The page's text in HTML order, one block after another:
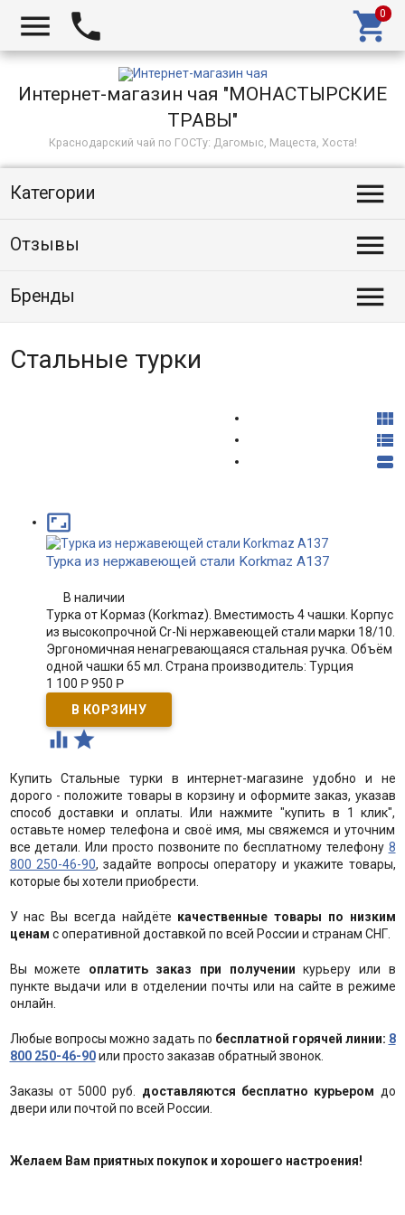
  
Интернет-магазин чая "МОНАСТЫРСКИЕ
ТРАВЫ"
Краснодарский чай по ГОСТу: Дагомыс, Мацеста, Хоста!
Категории 
Отзывы 
Бренды 
Стальные турки




Турка из нержавеющей стали Korkmaz A137
В наличии
Турка от Кормаз (Korkmaz). Вместимость 4 чашки. Корпус
из высокопрочной Cr-Ni нержавеющей стали марки 18/10.
Эргономичная ненагревающаяся стальная ручка. Объём
одной чашки 65 мл. Страна производитель: Турция
1 100 Р 950 Р
 
Купить Стальные турки в интернет-магазине удобно и не
дорого - положите товары в корзину и оформите заказ, указав
способ доставки и оплаты. Или нажмите "купить в 1 клик",
оставьте номер телефона и своё имя, мы свяжемся и уточним
все детали. Или просто позвоните по бесплатному телефону 8
800 250-46-90, задайте вопросы оператору и укажите товары,
которые бы хотели приобрести.
У нас Вы всегда найдёте качественные товары по низким
ценам с оперативной доставкой по всей России и странам СНГ.
Вы можете оплатить заказ при получении курьеру или в
пункте выдачи или в отделении почты или на сайте в режиме
онлайн.
Любые вопросы можно задать по бесплатной горячей линии: 8
800 250-46-90или просто заказав обратный звонок.
Заказы от 5000 руб. доставляются бесплатно курьером до
двери или почтой по всей России.
Желаем Вам приятных покупок и хорошего настроения!